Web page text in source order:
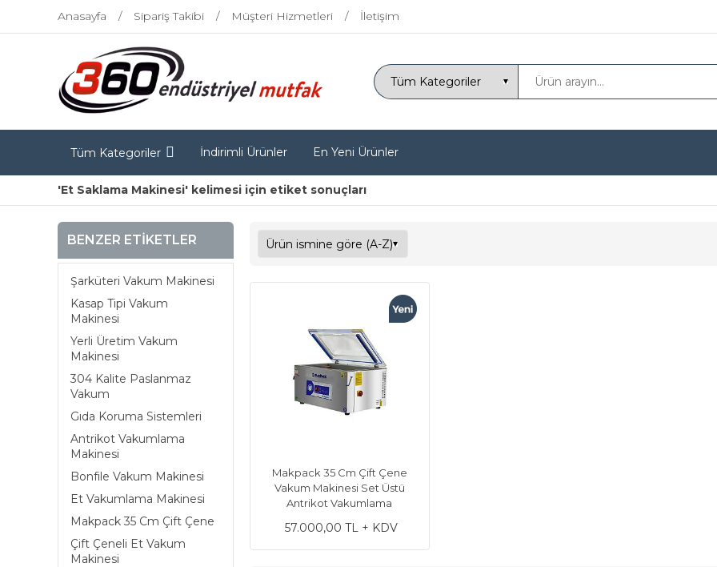
Anasayfa Sipariş Takibi Müşteri Hizmetleri İletişim
Tüm Kategoriler İndirimli Ürünler En Yeni Ürünler
'Et Saklama Makinesi' kelimesi için etiket sonuçları
BENZER ETIKETLER
Şarküteri Vakum Makinesi
Kasap Tipi Vakum
Makinesi
Yerli Üretim Vakum
Makinesi
304 Kalite Paslanmaz
Vakum
Gıda Koruma Sistemleri
Antrikot Vakumlama
Makinesi
Bonfile Vakum Makinesi
Et Vakumlama Makinesi
Makpack 35 Cm Çift Çene
Çift Çeneli Et Vakum
Makinesi
Makpack 35 Cm Çift Çene
Vakum Makinesi Set Üstü
Antrikot Vakumlama
57.000,00 TL + KDV